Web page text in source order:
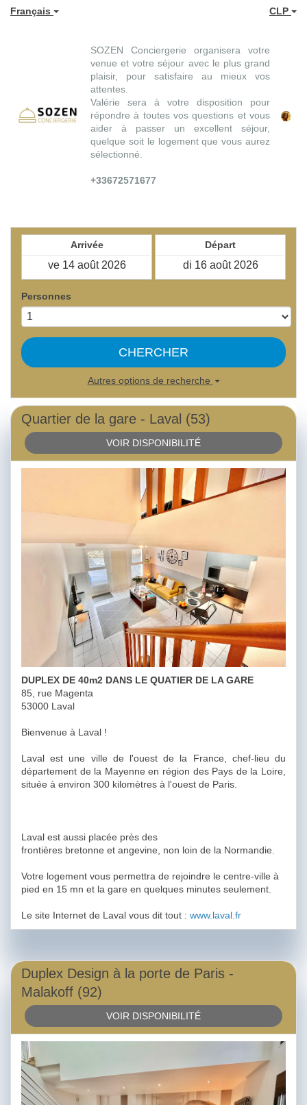
Français CLP
SOZEN Conciergerie organisera votre
venue et votre séjour avec le plus grand
plaisir, pour satisfaire au mieux vos
attentes.
Valérie sera à votre disposition pour
répondre à toutes vos questions et vous
aider à passer un excellent séjour,
quelque soit le logement que vous aurez
sélectionné.
+33672571677
Arrivée Départ
Personnes
CHERCHER
Autres options de recherche
Quartier de la gare - Laval (53)
VOIR DISPONIBILITÉ
DUPLEX DE 40m2 DANS LE QUATIER DE LA GARE
85, rue Magenta
53000 Laval
Bienvenue à Laval !
Laval est une ville de l'ouest de la France, chef-lieu du
département de la Mayenne en région des Pays de la Loire,
située à environ 300 kilomètres à l'ouest de Paris.
Laval est aussi placée près des
frontières bretonne et angevine, non loin de la Normandie.
Votre logement vous permettra de rejoindre le centre-ville à
pied en 15 mn et la gare en quelques minutes seulement.
Le site Internet de Laval vous dit tout : www.laval.fr
Duplex Design à la porte de Paris -
Malakoff (92)
VOIR DISPONIBILITÉ